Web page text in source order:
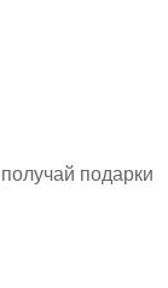
подарки